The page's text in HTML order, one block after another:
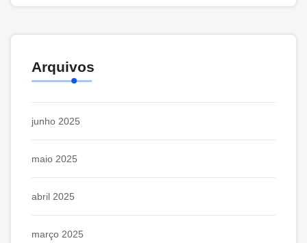
Arquivos
junho 2025
maio 2025
abril 2025
março 2025